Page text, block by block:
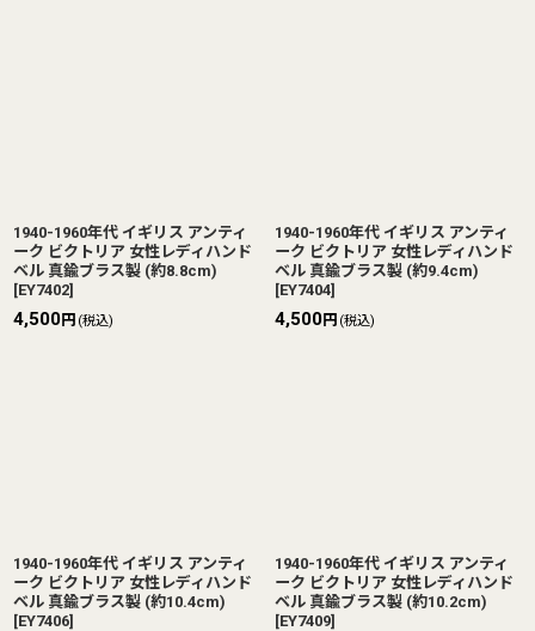
1940-1960年代 イギリス アンティ
ーク ビクトリア 女性レディハンド
ベル 真鍮ブラス製 (約8.8cm)
[EY7402]
4,500円 (税込)
1940-1960年代 イギリス アンティ
ーク ビクトリア 女性レディハンド
ベル 真鍮ブラス製 (約9.4cm)
[EY7404]
4,500円 (税込)
1940-1960年代 イギリス アンティ
ーク ビクトリア 女性レディハンド
ベル 真鍮ブラス製 (約10.4cm)
[EY7406]
1940-1960年代 イギリス アンティ
ーク ビクトリア 女性レディハンド
ベル 真鍮ブラス製 (約10.2cm)
[EY7409]